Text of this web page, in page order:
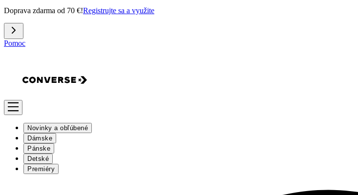
Doprava zdarma od 70 €!Registrujte sa a využite
Pomoc
Novinky a obľúbené
Dámske
Pánske
Detské
Premiéry